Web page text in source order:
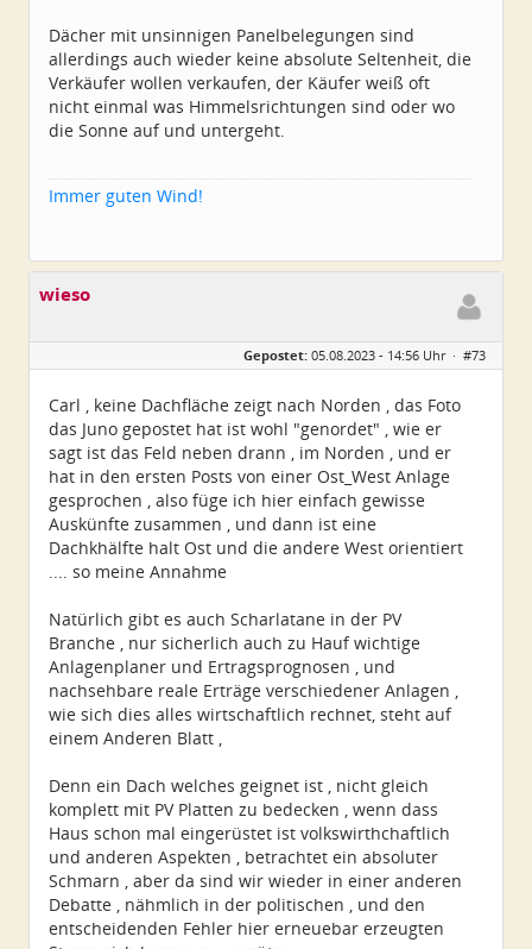
Dächer mit unsinnigen Panelbelegungen sind
allerdings auch wieder keine absolute Seltenheit, die
Verkäufer wollen verkaufen, der Käufer weiß oft
nicht einmal was Himmelsrichtungen sind oder wo
die Sonne auf und untergeht.
Immer guten Wind!
wieso
Gepostet: 05.08.2023 - 14:56 Uhr · #73
Carl , keine Dachfläche zeigt nach Norden , das Foto
das Juno gepostet hat ist wohl "genordet" , wie er
sagt ist das Feld neben drann , im Norden , und er
hat in den ersten Posts von einer Ost_West Anlage
gesprochen , also füge ich hier einfach gewisse
Auskünfte zusammen , und dann ist eine
Dachkhälfte halt Ost und die andere West orientiert
.... so meine Annahme
Natürlich gibt es auch Scharlatane in der PV
Branche , nur sicherlich auch zu Hauf wichtige
Anlagenplaner und Ertragsprognosen , und
nachsehbare reale Erträge verschiedener Anlagen ,
wie sich dies alles wirtschaftlich rechnet, steht auf
einem Anderen Blatt ,
Denn ein Dach welches geignet ist , nicht gleich
komplett mit PV Platten zu bedecken , wenn dass
Haus schon mal eingerüstet ist volkswirthchaftlich
und anderen Aspekten , betrachtet ein absoluter
Schmarn , aber da sind wir wieder in einer anderen
Debatte , nähmlich in der politischen , und den
entscheidenden Fehler hier erneuebar erzeugten